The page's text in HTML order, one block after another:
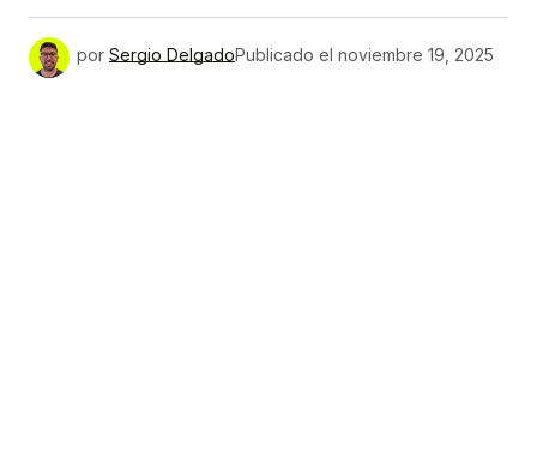
por Sergio DelgadoPublicado el noviembre 19, 2025